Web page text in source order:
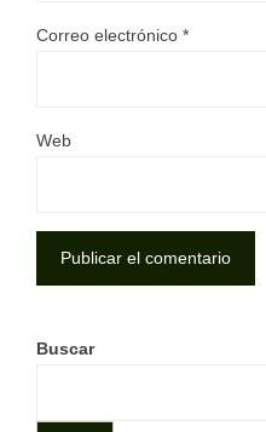
Correo electrónico *
Web
Buscar